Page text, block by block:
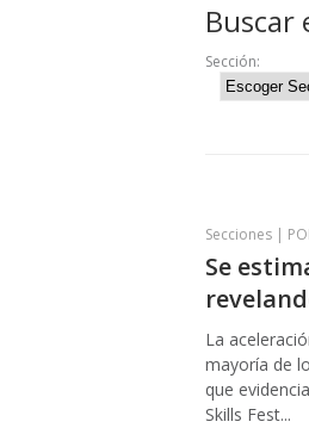
Buscar
Sección:
Secciones |
Se
La
mayoría de
que
Skills Fest...